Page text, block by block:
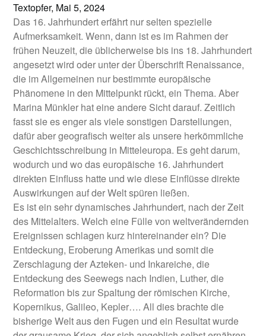
Textopfer, Mai 5, 2024
Das 16. Jahrhundert erfährt nur selten spezielle
Aufmerksamkeit. Wenn, dann ist es im Rahmen der
frühen Neuzeit, die üblicherweise bis ins 18. Jahrhundert
angesetzt wird oder unter der Überschrift Renaissance,
die im Allgemeinen nur bestimmte europäische
Phänomene in den Mittelpunkt rückt, ein Thema. Aber
Marina Münkler hat eine andere Sicht darauf. Zeitlich
fasst sie es enger als viele sonstigen Darstellungen,
dafür aber geografisch weiter als unsere herkömmliche
Geschichtsschreibung in Mitteleuropa. Es geht darum,
wodurch und wo das europäische 16. Jahrhundert
direkten Einfluss hatte und wie diese Einflüsse direkte
Auswirkungen auf der Welt spüren ließen.
Es ist ein sehr dynamisches Jahrhundert, nach der Zeit
des Mittelalters. Welch eine Fülle von weltverändernden
Ereignissen schlagen kurz hintereinander ein? Die
Entdeckung, Eroberung Amerikas und somit die
Zerschlagung der Azteken- und Inkareiche, die
Entdeckung des Seewegs nach Indien, Luther, die
Reformation bis zur Spaltung der römischen Kirche,
Kopernikus, Galileo, Kepler…. All dies brachte die
bisherige Welt aus den Fugen und ein Resultat wurde